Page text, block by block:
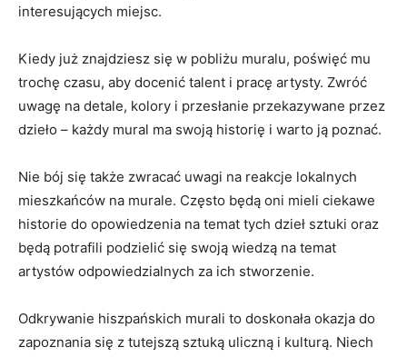
interesujących miejsc.
Kiedy już znajdziesz się w pobliżu muralu, poświęć mu
trochę czasu, aby docenić talent i pracę artysty. Zwróć
uwagę na detale, kolory i przesłanie przekazywane przez
dzieło – każdy mural ma swoją historię i warto ją poznać.
Nie bój się także zwracać uwagi na reakcje lokalnych
mieszkańców na murale. Często będą oni mieli ciekawe
historie do opowiedzenia na temat tych dzieł sztuki oraz
będą potrafili podzielić się swoją wiedzą na temat
artystów odpowiedzialnych za ich stworzenie.
Odkrywanie hiszpańskich murali to doskonała okazja do
zapoznania się z tutejszą sztuką uliczną i kulturą. Niech